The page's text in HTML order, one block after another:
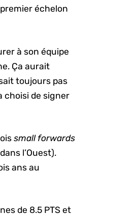
échelon
à son équipe
Ça aurait
toujours pas
choisi de signer
small forwards
l’Ouest).
ans au
de 8.5 PTS et